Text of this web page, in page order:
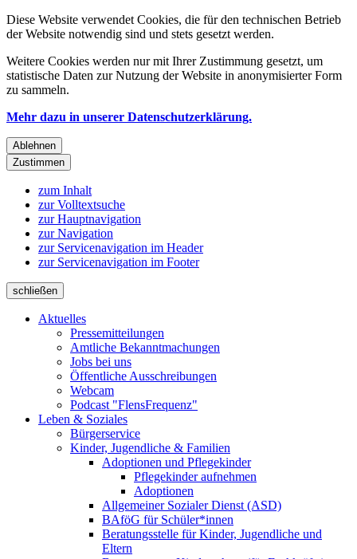
Diese Website verwendet Cookies, die für den technischen Betrieb
der Website notwendig sind und stets gesetzt werden.
Weitere Cookies werden nur mit Ihrer Zustimmung gesetzt, um
statistische Daten zur Nutzung der Website in anonymisierter Form
zu sammeln.
Mehr dazu in unserer Datenschutzerklärung.
Ablehnen
Zustimmen
zum Inhalt
zur Volltextsuche
zur Hauptnavigation
zur Navigation
zur Servicenavigation im Header
zur Servicenavigation im Footer
schließen
Aktuelles
Pressemitteilungen
Amtliche Bekanntmachungen
Jobs bei uns
Öffentliche Ausschreibungen
Webcam
Podcast "FlensFrequenz"
Leben & Soziales
Bürgerservice
Kinder, Jugendliche & Familien
Adoptionen und Pflegekinder
Pflegekinder aufnehmen
Adoptionen
Allgemeiner Sozialer Dienst (ASD)
BAföG für Schüler*innen
Beratungsstelle für Kinder, Jugendliche und
Eltern